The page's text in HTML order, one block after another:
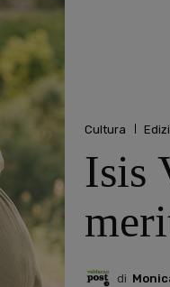
Cultura
Isis
di